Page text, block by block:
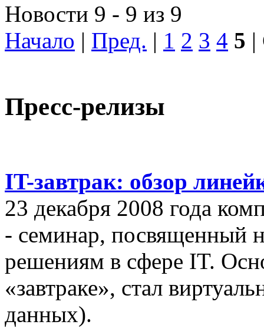
Новости 9 - 9 из 9
Начало | Пред. | 1 2 3 4 5 |
Пресс-релизы
IT-завтрак: обзор
23 декабря 2008 года
- семинар, посвященный
решениям в сфере IT.
«завтраке», стал
данных).